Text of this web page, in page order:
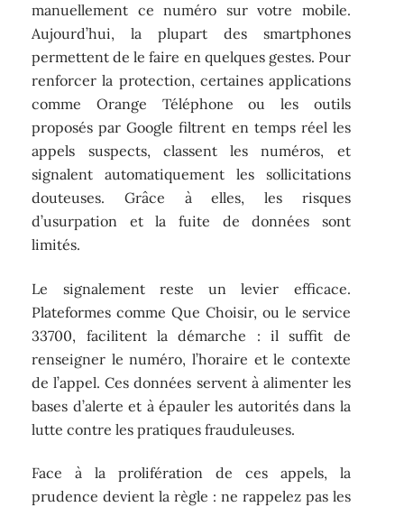
manuellement ce numéro sur votre mobile.
Aujourd’hui, la plupart des smartphones
permettent de le faire en quelques gestes. Pour
renforcer la protection, certaines applications
comme Orange Téléphone ou les outils
proposés par Google filtrent en temps réel les
appels suspects, classent les numéros, et
signalent automatiquement les sollicitations
douteuses. Grâce à elles, les risques
d’usurpation et la fuite de données sont
limités.
Le signalement reste un levier efficace.
Plateformes comme Que Choisir, ou le service
33700, facilitent la démarche : il suffit de
renseigner le numéro, l’horaire et le contexte
de l’appel. Ces données servent à alimenter les
bases d’alerte et à épauler les autorités dans la
lutte contre les pratiques frauduleuses.
Face à la prolifération de ces appels, la
prudence devient la règle : ne rappelez pas les